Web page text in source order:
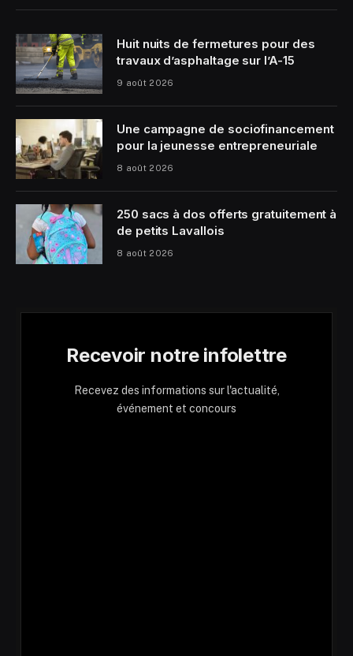
Huit nuits de fermetures pour des
travaux d’asphaltage sur l’A-15
9 août 2026
Une campagne de sociofinancement
pour la jeunesse entrepreneuriale
8 août 2026
250 sacs à dos offerts gratuitement à
de petits Lavallois
8 août 2026
Recevoir notre infolettre
Recevez des informations sur l'actualité,
événement et concours